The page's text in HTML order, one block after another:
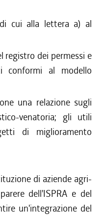
cui alla lettera a) al
registro dei permessi e
conformi al modello
una relazione sugli
venatoria; gli utili
di miglioramento
di aziende agri-
dell'ISPRA e del
un'integrazione del